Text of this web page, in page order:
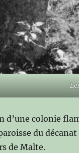
d’une colonie
du
de Malte.